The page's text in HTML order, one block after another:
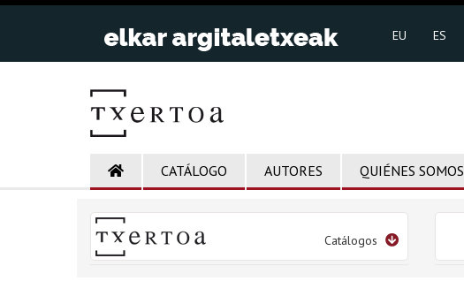
EU ES
CATÁLOGO AUTORES QUIÉNES SOMOS
Catálogos